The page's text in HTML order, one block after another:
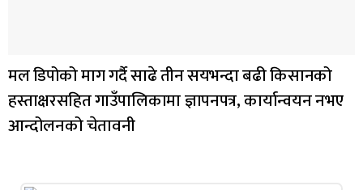
मल डिपोको माग गर्दै साढे तीन सयभन्दा बढी किसानको
हस्ताक्षरसहित गाउँपालिकामा ज्ञापनपत्र, कार्यान्वयन नभए
आन्दोलनको चेतावनी